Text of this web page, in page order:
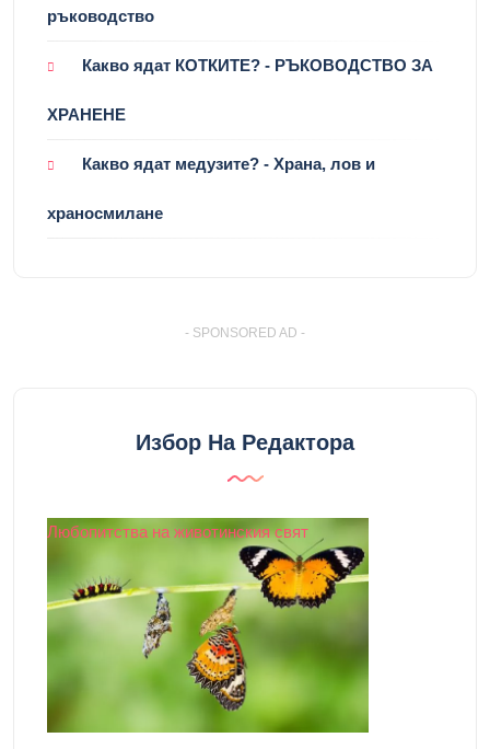
ръководство
Какво ядат КОТКИТЕ? - РЪКОВОДСТВО ЗА
ХРАНЕНЕ
Какво ядат медузите? - Храна, лов и
храносмилане
- SPONSORED AD -
Избор На Редактора
Любопитства на животинския свят